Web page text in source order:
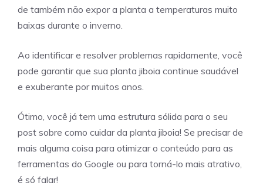
de também não expor a planta a temperaturas muito
baixas durante o inverno.
Ao identificar e resolver problemas rapidamente, você
pode garantir que sua planta jiboia continue saudável
e exuberante por muitos anos.
Ótimo, você já tem uma estrutura sólida para o seu
post sobre como cuidar da planta jiboia! Se precisar de
mais alguma coisa para otimizar o conteúdo para as
ferramentas do Google ou para torná-lo mais atrativo,
é só falar!